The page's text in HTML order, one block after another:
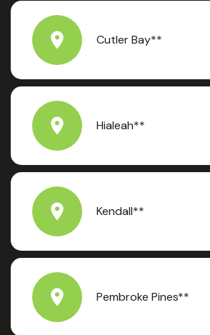
Cutler Bay**
Hialeah**
Kendall**
Pembroke Pines**